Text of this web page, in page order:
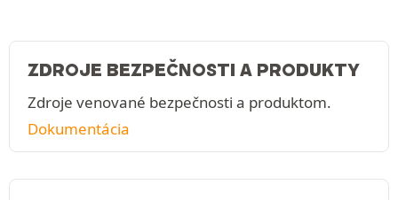
ZDROJE BEZPEČNOSTI A PRODUKTY
Zdroje venované bezpečnosti a produktom.
Dokumentácia